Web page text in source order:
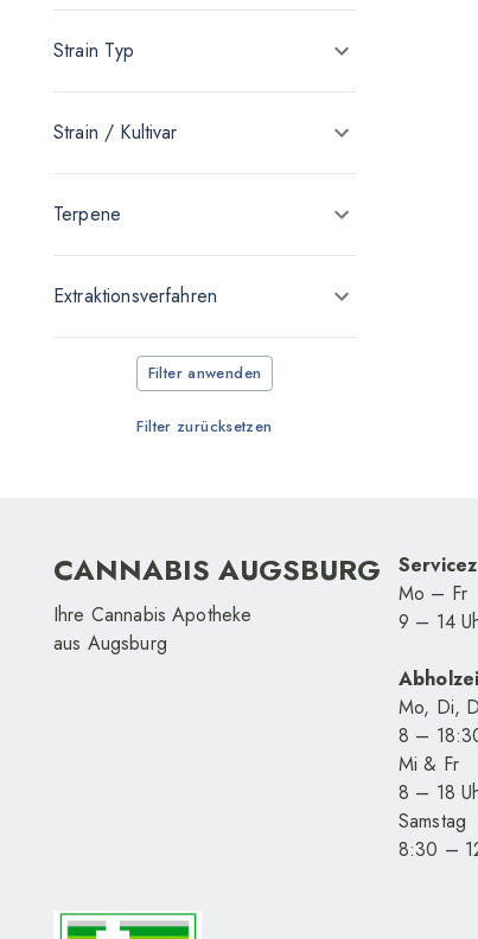
medizinalhanf
Noc Pharma
Remexian Pharma
Vayamed
Weeco
Strain Typ
Strain / Kultivar
Terpene
Extraktionsverfahren
Filter anwenden
Filter zurücksetzen
CANNABIS AUGSBURG
Ihre Cannabis Apotheke
aus Augsburg
Mo – Fr
9 – 14
Mo, Di,
8 – 18
Mi & Fr
8 – 18
Samstag
8:30 –